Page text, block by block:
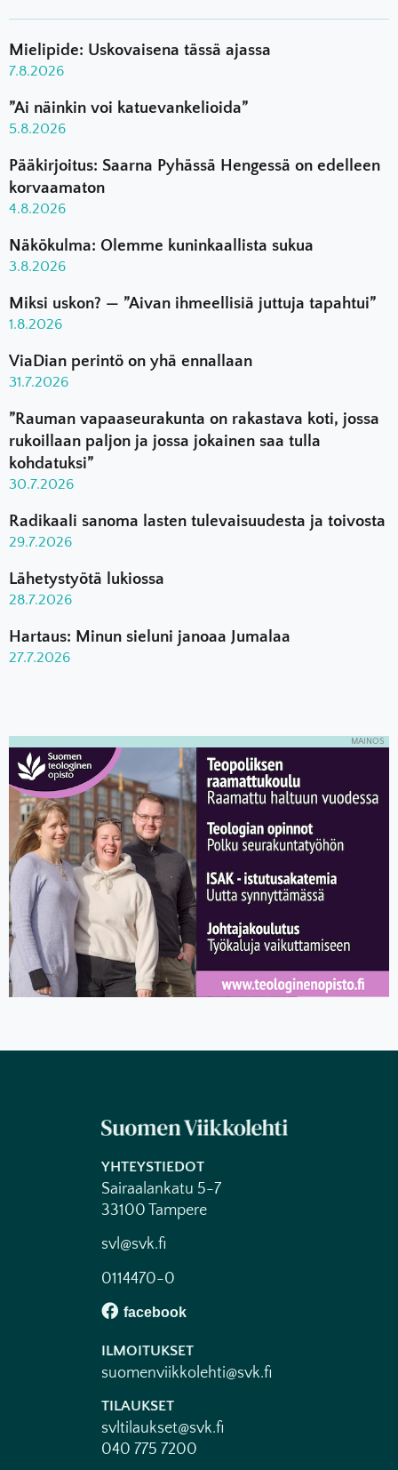
Mielipide: Uskovaisena tässä ajassa
7.8.2026
”Ai näinkin voi katuevankelioida”
5.8.2026
Pääkirjoitus: Saarna Pyhässä Hengessä on edelleen
korvaamaton
4.8.2026
Näkökulma: Olemme kuninkaallista sukua
3.8.2026
Miksi uskon? — ”Aivan ihmeellisiä juttuja tapahtui”
1.8.2026
ViaDian perintö on yhä ennallaan
31.7.2026
”Rauman vapaaseurakunta on rakastava koti, jossa
rukoillaan paljon ja jossa jokainen saa tulla
kohdatuksi”
30.7.2026
Radikaali sanoma lasten tulevaisuudesta ja toivosta
29.7.2026
Lähetystyötä lukiossa
28.7.2026
Hartaus: Minun sieluni janoaa Jumalaa
27.7.2026
MAINOS
YHTEYSTIEDOT
Sairaalankatu 5-7
33100 Tampere
svl@svk.fi
0114470-0
ILMOITUKSET
suomenviikkolehti@svk.fi
TILAUKSET
svltilaukset@svk.fi
040 775 7200